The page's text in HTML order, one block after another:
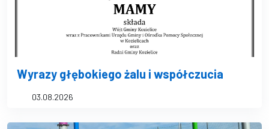
Wyrazy głębokiego żalu i współczucia
03.08.2026